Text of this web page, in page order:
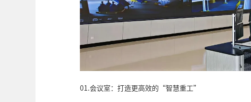
01.会议室：打造更高效的“智慧重工”